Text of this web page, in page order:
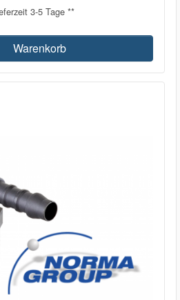
3-5 Tage **
Warenkorb